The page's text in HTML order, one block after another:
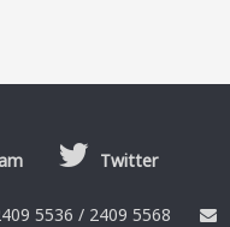
Twitter
5536 / 2409 5568